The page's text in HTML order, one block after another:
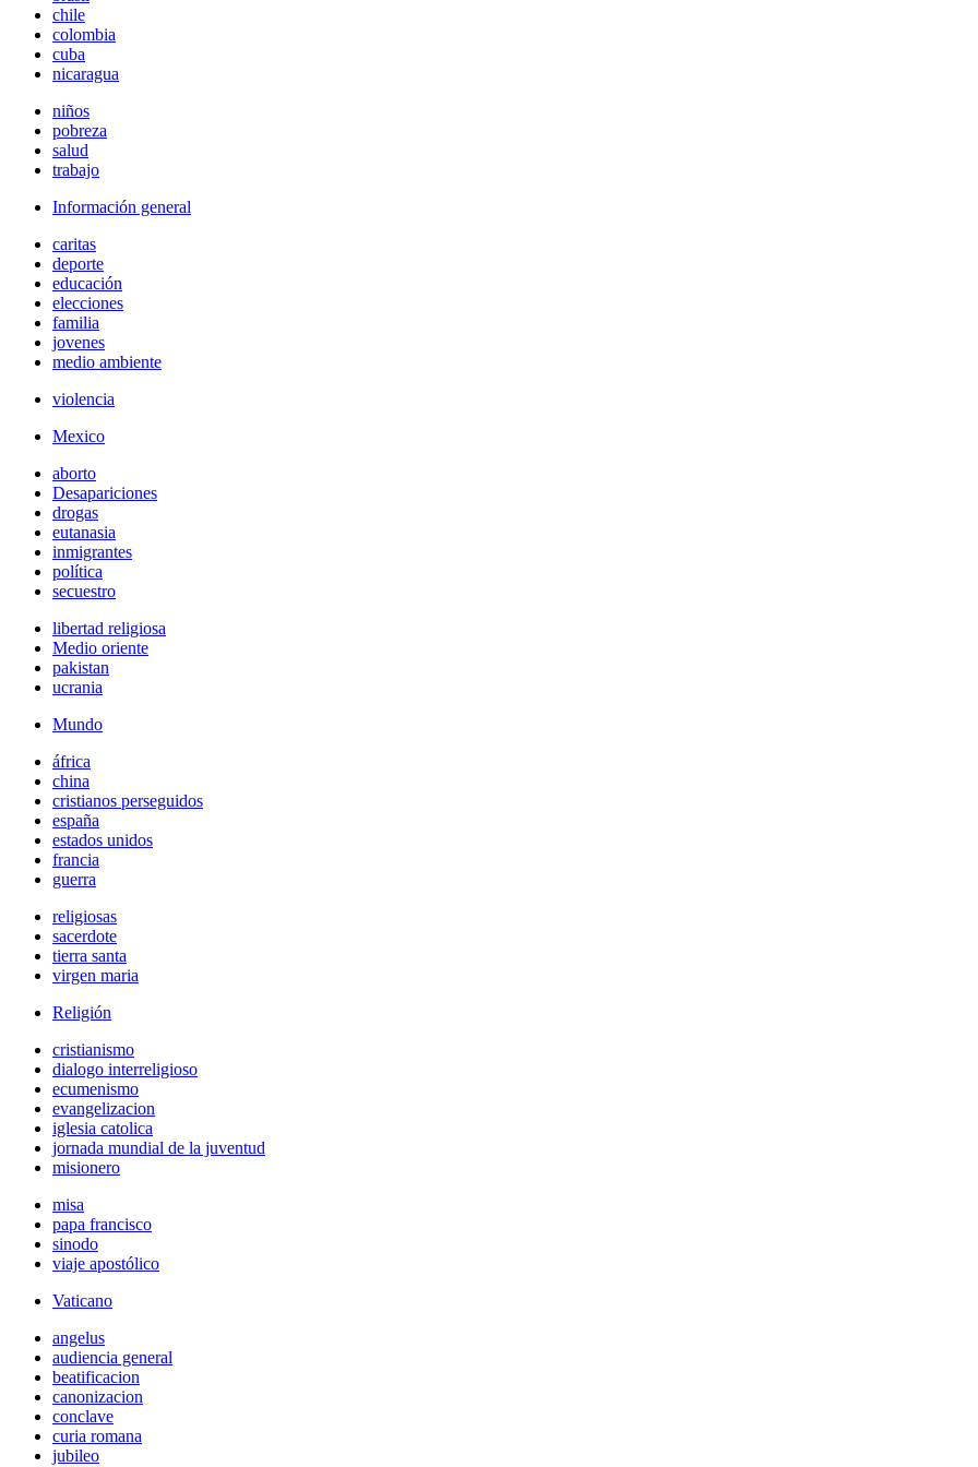
chile
colombia
cuba
nicaragua
niños
pobreza
salud
trabajo
Información general
caritas
deporte
educación
elecciones
familia
jovenes
medio ambiente
violencia
Mexico
aborto
Desapariciones
drogas
eutanasia
inmigrantes
política
secuestro
libertad religiosa
Medio oriente
pakistan
ucrania
Mundo
áfrica
china
cristianos perseguidos
españa
estados unidos
francia
guerra
religiosas
sacerdote
tierra santa
virgen maria
Religión
cristianismo
dialogo interreligioso
ecumenismo
evangelizacion
iglesia catolica
jornada mundial de la juventud
misionero
misa
papa francisco
sinodo
viaje apostólico
Vaticano
angelus
audiencia general
beatificacion
canonizacion
conclave
curia romana
jubileo